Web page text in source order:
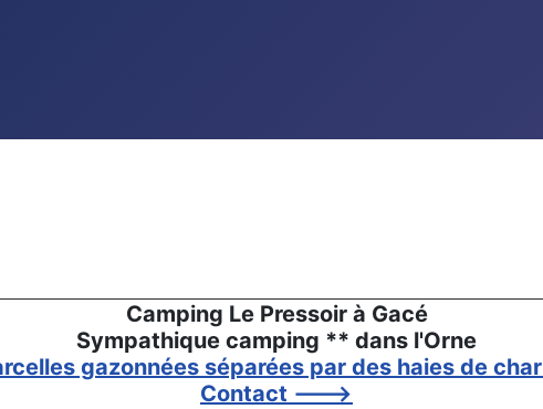
Camping Le Pressoir à Gacé
Sympathique camping ** dans l'Orne
gazonnées séparées par des haies de
Contact --->